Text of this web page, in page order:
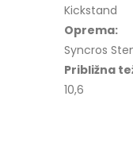
Kickstand
Oprema:
Syncros
Približna
10,6